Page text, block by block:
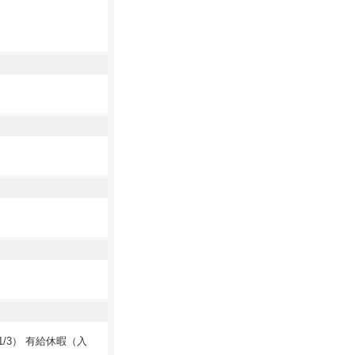
） 有給休暇（入